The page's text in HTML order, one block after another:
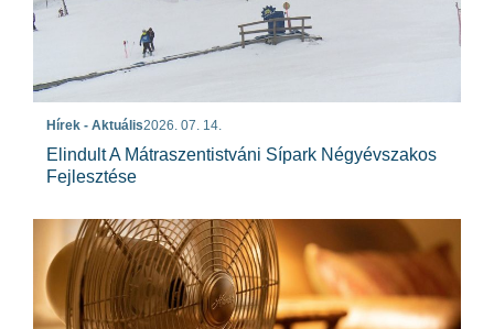
Hírek - Aktuális2026. 07. 14.
Elindult A Mátraszentistváni Sípark Négyévszakos
Fejlesztése